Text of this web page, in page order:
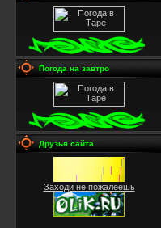
Погода на завтро
Друзья сайта
Заходи не пожалеешь